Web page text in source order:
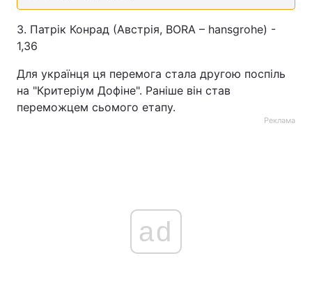
Тема оформлення
3. Патрік Конрад (Австрія, BORA – hansgrohe) -
1,36
Для українця ця перемога стала другою поспіль
на "Критеріум Дофіне". Раніше він став
переможцем сьомого етапу.
Реклама
ad